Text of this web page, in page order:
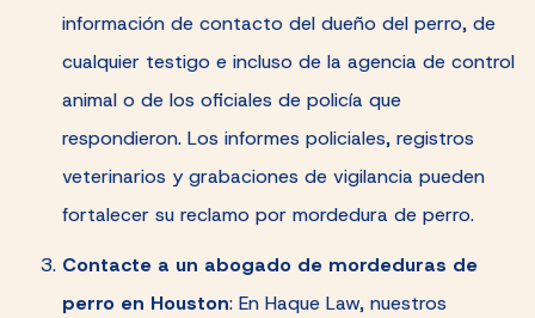
información de contacto del dueño del perro, de
cualquier testigo e incluso de la agencia de control
animal o de los oficiales de policía que
respondieron. Los informes policiales, registros
veterinarios y grabaciones de vigilancia pueden
fortalecer su reclamo por mordedura de perro.
Contacte a un abogado de mordeduras de
perro en Houston: En Haque Law, nuestros